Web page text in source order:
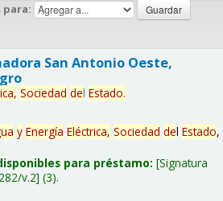
San Antonio Oeste,
Sociedad del Estado.
y Energía Eléctrica, Sociedad del Estado,
para préstamo: Signatura
v.2 (3).